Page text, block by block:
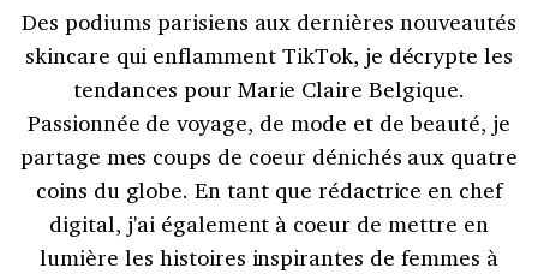
Des podiums parisiens aux dernières nouveautés
skincare qui enflamment TikTok, je décrypte les
tendances pour Marie Claire Belgique.
Passionnée de voyage, de mode et de beauté, je
partage mes coups de coeur dénichés aux quatre
coins du globe. En tant que rédactrice en chef
digital, j'ai également à coeur de mettre en
lumière les histoires inspirantes de femmes à